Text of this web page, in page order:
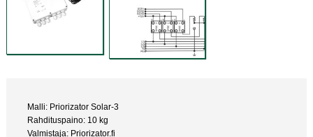
Malli: Priorizator Solar-3
Rahdituspaino: 10 kg
Valmistaja: Priorizator.fi